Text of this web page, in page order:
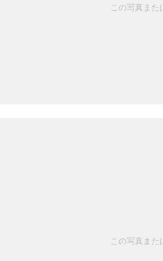
この写真ま
この写真ま